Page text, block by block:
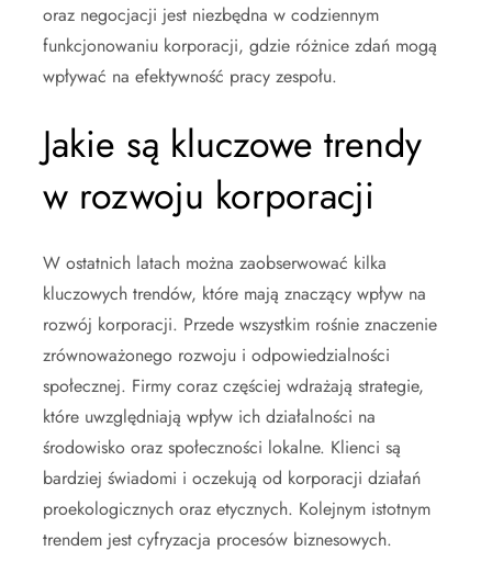
oraz negocjacji jest niezbędna w codziennym
funkcjonowaniu korporacji, gdzie różnice zdań mogą
wpływać na efektywność pracy zespołu.
Jakie są kluczowe trendy
w rozwoju korporacji
W ostatnich latach można zaobserwować kilka
kluczowych trendów, które mają znaczący wpływ na
rozwój korporacji. Przede wszystkim rośnie znaczenie
zrównoważonego rozwoju i odpowiedzialności
społecznej. Firmy coraz częściej wdrażają strategie,
które uwzględniają wpływ ich działalności na
środowisko oraz społeczności lokalne. Klienci są
bardziej świadomi i oczekują od korporacji działań
proekologicznych oraz etycznych. Kolejnym istotnym
trendem jest cyfryzacja procesów biznesowych.